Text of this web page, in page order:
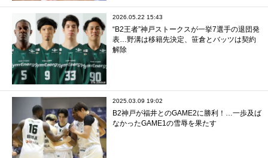
2026.05.22 15:43
“B2王者”神戸ストークスが一挙7選手の退団発
表…野溝は移籍先決定、笹倉とバッツは契約
解除
2025.03.09 19:02
B2神戸が福井とのGAME2に勝利！…一歩及ば
なかったGAME1の雪辱を果たす